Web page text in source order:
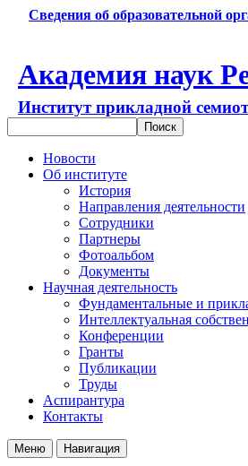
Сведения об образовательной
Академия наук
Институт прикладной
Новости
Об институте
История
Направления деятельности
Сотрудники
Партнеры
Фотоальбом
Документы
Научная деятельность
Фундаментальные и
Интеллектуальная
Конференции
Гранты
Публикации
Труды
Аспирантура
Контакты
Меню Навигация